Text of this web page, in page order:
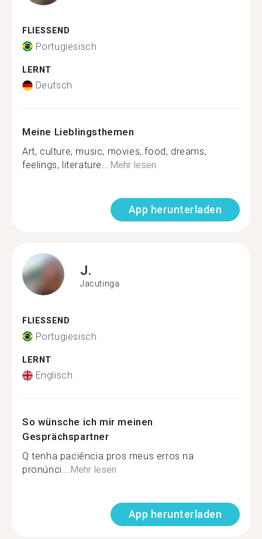
FLIESSEND
Portugiesisch
LERNT
Deutsch
Meine Lieblingsthemen
Art, culture, music, movies, food, dreams,
feelings, literature...Mehr lesen
App herunterladen
J.
Jacutinga
FLIESSEND
Portugiesisch
LERNT
Englisch
So wünsche ich mir meinen
Gesprächspartner
Q tenha paciência pros meus erros na
pronúnci...Mehr lesen
App herunterladen